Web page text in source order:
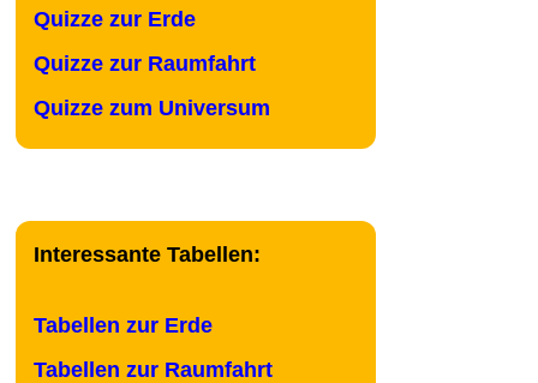
Quizze zur Erde
Quizze zur Raumfahrt
Quizze zum Universum
Interessante Tabellen:
Tabellen zur Erde
Tabellen zur Raumfahrt